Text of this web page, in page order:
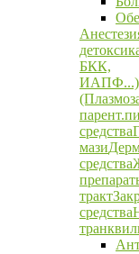
БКК,
ИАПФ...)
средства
мази
средства
тракт
средства